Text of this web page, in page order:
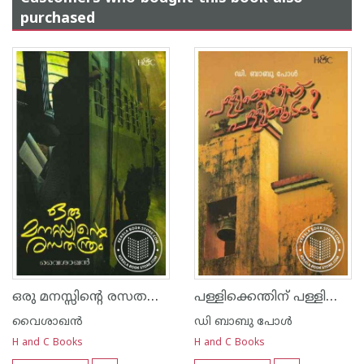
purchased
ഒരു മനസ്സിന്റെ രസത‌ന്ത്രം
വൈശാഖൻ
H and C Books
പള്ളിക്കെന്തിന്‌ പള്ളിക്കൂടം
ഡി ബാബു പോള്‍
H and C Books